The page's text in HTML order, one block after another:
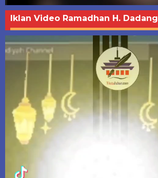
Iklan Video Ramadhan H.
Video